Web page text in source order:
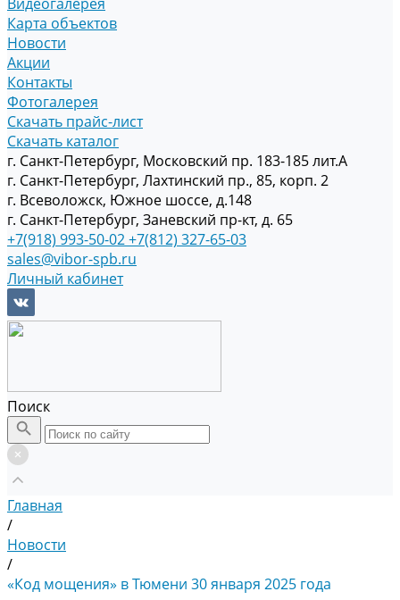
Карта объектов
Новости
Акции
Контакты
Фотогалерея
Скачать прайс-лист
Скачать каталог
г. Санкт-Петербург, Московский пр. 183-185 лит.А
г. Санкт-Петербург, Лахтинский пр., 85, корп. 2
г. Всеволожск, Южное шоссе, д.148
г. Санкт-Петербург, Заневский пр-кт, д. 65
+7(918) 993-50-02+7(812) 327-65-03
sales@vibor-spb.ru
Личный кабинет
Поиск
Главная
/
Новости
/
«Код мощения» в Тюмени 30 января 2025 года